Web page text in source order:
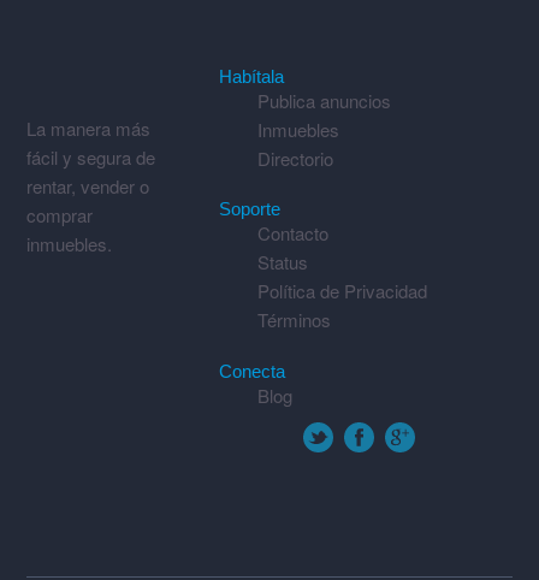
La manera más
fácil y segura de
rentar, vender o
comprar
inmuebles.
Habítala
Publica anuncios
Inmuebles
Directorio
Soporte
Contacto
Status
Política de Privacidad
Términos
Conecta
Blog